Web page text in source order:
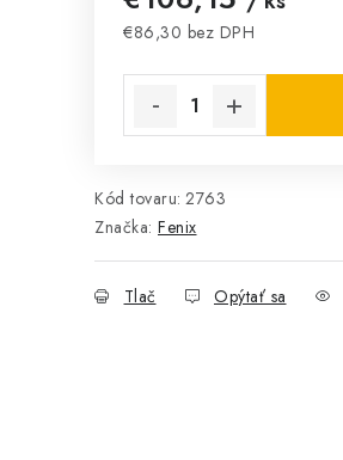
€86,30 bez DPH
Kód tovaru: 2763
Značka: Fenix
Tlač Opýtať sa